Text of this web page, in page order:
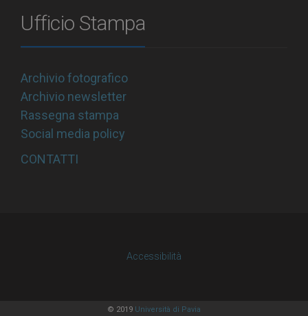
Ufficio Stampa
Archivio fotografico
Archivio newsletter
Rassegna stampa
Social media policy
CONTATTI
Accessibilità
© 2019 Università di Pavia